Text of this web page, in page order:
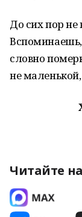
До сих пор не
словно
не
Читайте